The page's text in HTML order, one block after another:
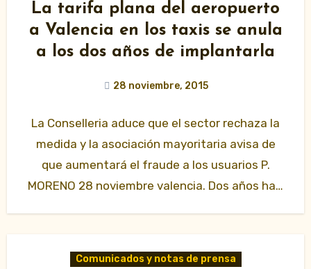
La tarifa plana del aeropuerto
a Valencia en los taxis se anula
a los dos años de implantarla
28 noviembre, 2015
La Conselleria aduce que el sector rechaza la
medida y la asociación mayoritaria avisa de
que aumentará el fraude a los usuarios P.
MORENO 28 noviembre valencia. Dos años ha…
Comunicados y notas de prensa